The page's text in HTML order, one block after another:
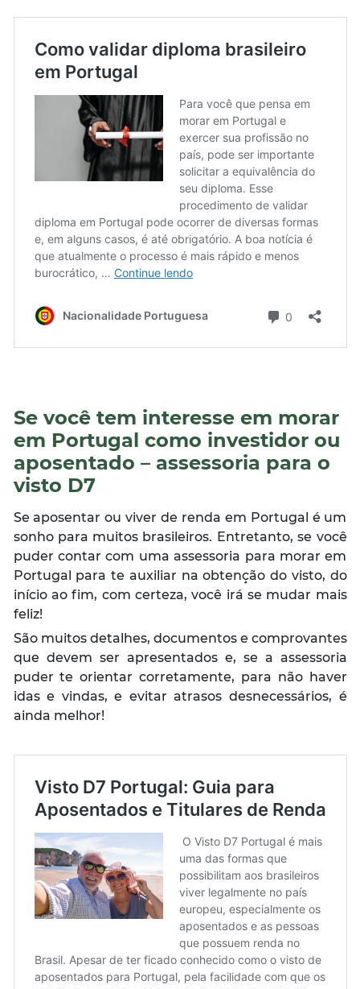
Se você tem interesse em morar
em Portugal como investidor ou
aposentado – assessoria para o
visto D7
Se aposentar ou viver de renda em Portugal é um
sonho para muitos brasileiros. Entretanto, se você
puder contar com uma assessoria para morar em
Portugal para te auxiliar na obtenção do visto, do
início ao fim, com certeza, você irá se mudar mais
feliz!
São muitos detalhes, documentos e comprovantes
que devem ser apresentados e, se a assessoria
puder te orientar corretamente, para não haver
idas e vindas, e evitar atrasos desnecessários, é
ainda melhor!